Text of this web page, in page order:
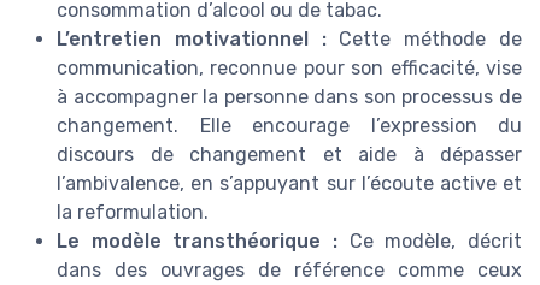
consommation d’alcool ou de tabac.
L’entretien motivationnel :Cette méthode de
communication, reconnue pour son efficacité, vise
à accompagner la personne dans son processus de
changement. Elle encourage l’expression du
discours de changement et aide à dépasser
l’ambivalence, en s’appuyant sur l’écoute active et
la reformulation.
Le modèle transthéorique : Ce modèle, décrit
dans des ouvrages de référence comme ceux